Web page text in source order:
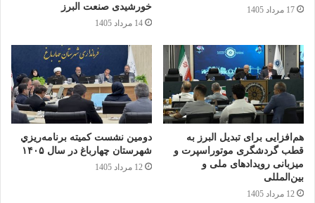
17 مرداد 1405
خورشیدی صنعت البرز
14 مرداد 1405
هم‌افزایی برای تبدیل البرز به
قطب گردشگری موتوراسپرت و
میزبانی رویدادهای ملی و
بین‌المللی
12 مرداد 1405
دومين نشست كميته برنامه‌ريزي
شهرستان چهارباغ در سال ۱۴۰۵
12 مرداد 1405